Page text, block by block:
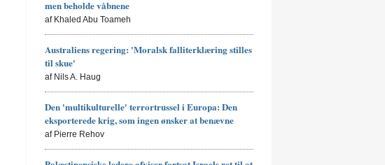
men beholde våbnene
af Khaled Abu Toameh
Australiens regering: 'Moralsk falliterklæring stilles
til skue'
af Nils A. Haug
Den 'multikulturelle' terrortrussel i Europa: Den
eksporterede krig, som ingen ønsker at benævne
af Pierre Rehov